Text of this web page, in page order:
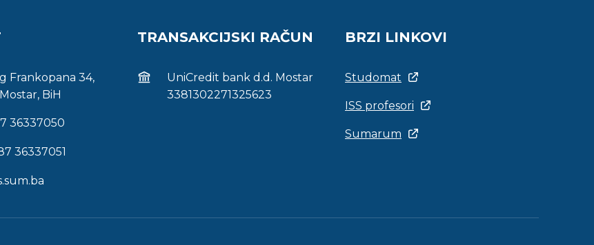
Frankopana 34,
BiH
36337050
36337051
TRANSAKCIJSKI RAČUN
UniCredit bank d.d. Mostar
3381302271325623
BRZI LINKOVI
Studomat
ISS profesori
Sumarum